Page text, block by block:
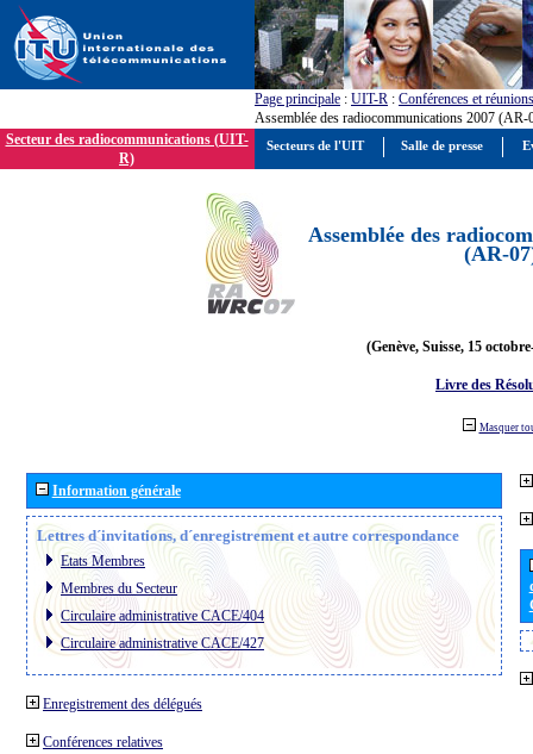
Page principale : UIT-R : Conférences et réunions
Assemblée des radiocommunications 2007 (AR-
Secteur des radiocommunications (UIT-
R)
Assemblée des
(AR-
(Genève, Suisse, 15
Livre des
Masquer
Information générale
Lettres d´invitations, d´enregistrement et autre correspondance
Etats Membres
Membres du Secteur
Circulaire administrative CACE/404
Circulaire administrative CACE/427
Enregistrement des délégués
Conférences relatives
Secteurs de l'UIT Salle de presse